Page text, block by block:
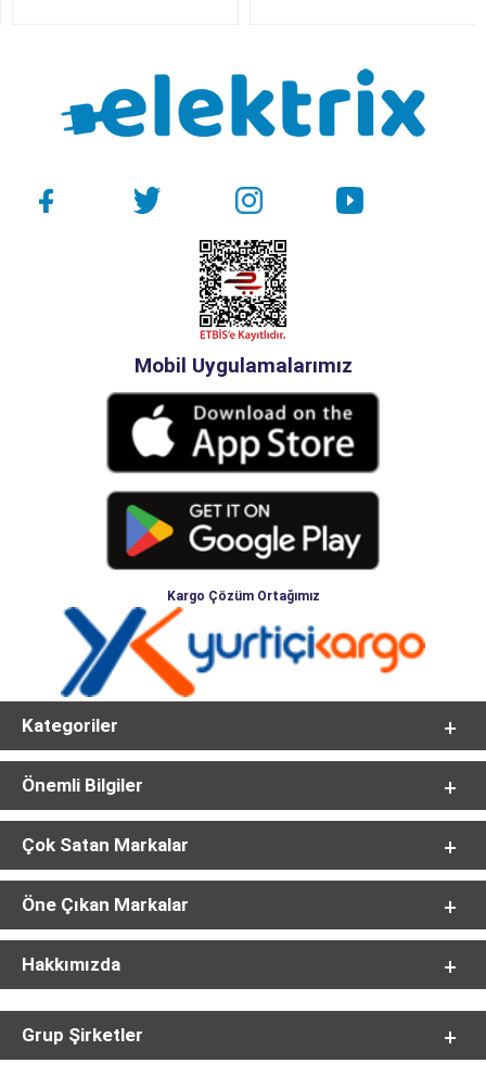
Mobil Uygulamalarımız
Kargo Çözüm Ortağımız
Kategoriler
Önemli Bilgiler
Çok Satan Markalar
Öne Çıkan Markalar
Hakkımızda
Grup Şirketler